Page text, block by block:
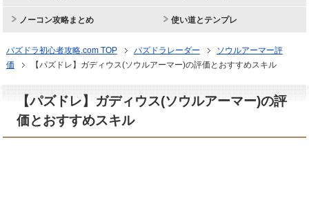
ノーコン攻略まとめ 使い道とテンプレ
パズドラ初心者攻略.com TOP パズドラレーダー
ソウルアーマー評
価
【パズドレ】ガディウス(ソウルアーマー)の評価とおすすめスキル
【パズドレ】ガディウス(ソウルアーマー)の評
価とおすすめスキル